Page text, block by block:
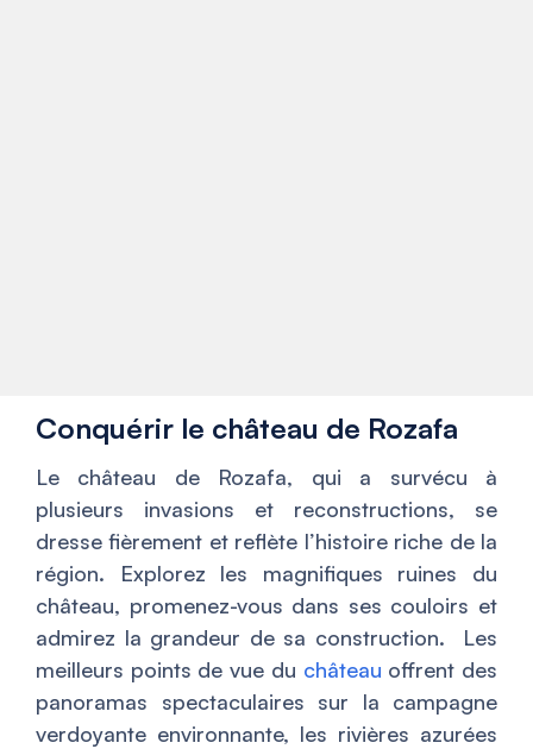
Conquérir le château de Rozafa
Le château de Rozafa, qui a survécu à
plusieurs invasions et reconstructions, se
dresse fièrement et reflète l’histoire riche de la
région. Explorez les magnifiques ruines du
château, promenez-vous dans ses couloirs et
admirez la grandeur de sa construction. Les
meilleurs points de vue du château offrent des
panoramas spectaculaires sur la campagne
verdoyante environnante, les rivières azurées